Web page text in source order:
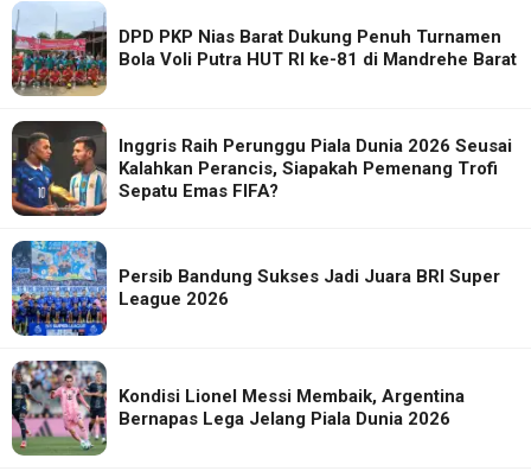
DPD PKP Nias Barat Dukung Penuh Turnamen
Bola Voli Putra HUT RI ke-81 di Mandrehe Barat
Inggris Raih Perunggu Piala Dunia 2026 Seusai
Kalahkan Perancis, Siapakah Pemenang Trofi
Sepatu Emas FIFA?
Persib Bandung Sukses Jadi Juara BRI Super
League 2026
Kondisi Lionel Messi Membaik, Argentina
Bernapas Lega Jelang Piala Dunia 2026